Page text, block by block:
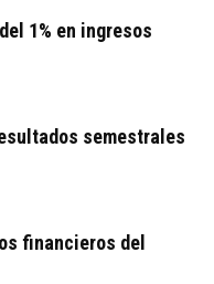
1% en ingresos
semestrales
financieros del